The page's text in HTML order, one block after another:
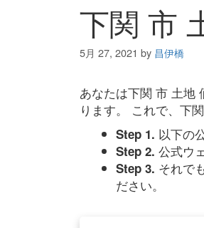
下関 市
5月 27, 2021 by 昌伊橋
あなたは下関 市 土地
ります。 これで、下
Step 1. 以下の
Step 2. 公式ウ
Step 3. それで
ださい。